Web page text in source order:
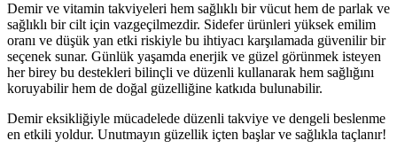
Demir ve vitamin takviyeleri hem sağlıklı bir vücut hem de parlak ve
sağlıklı bir cilt için vazgeçilmezdir. Sidefer ürünleri yüksek emilim
oranı ve düşük yan etki riskiyle bu ihtiyacı karşılamada güvenilir bir
seçenek sunar. Günlük yaşamda enerjik ve güzel görünmek isteyen
her birey bu destekleri bilinçli ve düzenli kullanarak hem sağlığını
koruyabilir hem de doğal güzelliğine katkıda bulunabilir.
Demir eksikliğiyle mücadelede düzenli takviye ve dengeli beslenme
en etkili yoldur. Unutmayın güzellik içten başlar ve sağlıkla taçlanır!